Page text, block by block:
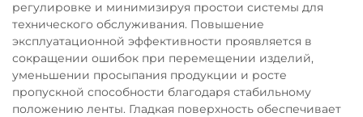
регулировке и минимизируя простои системы для
технического обслуживания. Повышение
эксплуатационной эффективности проявляется в
сокращении ошибок при перемещении изделий,
уменьшении просыпания продукции и росте
пропускной способности благодаря стабильному
положению ленты. Гладкая поверхность обеспечивает